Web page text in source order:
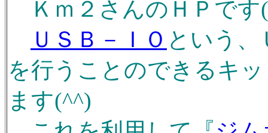
Ｋｍ２さんのＨＰです
ＵＳＢ－ＩＯ という
を行うことのできるキ
ます(^^)